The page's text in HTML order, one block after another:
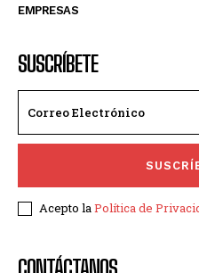
EMPRESAS
SUSCRÍBETE
Acepto laPolítica de